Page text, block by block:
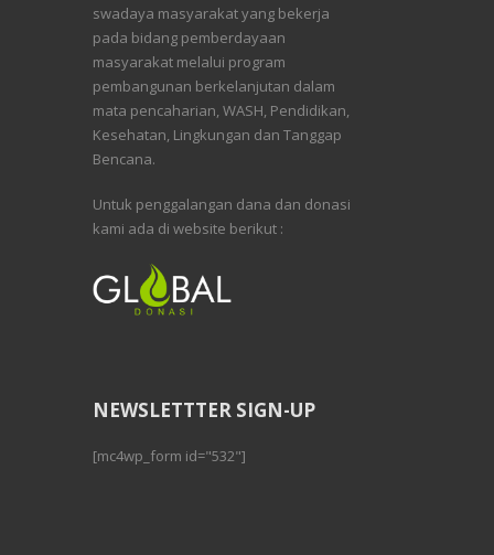
swadaya masyarakat yang bekerja
pada bidang pemberdayaan
masyarakat melalui program
pembangunan berkelanjutan dalam
mata pencaharian, WASH, Pendidikan,
Kesehatan, Lingkungan dan Tanggap
Bencana.
Untuk penggalangan dana dan donasi
kami ada di website berikut :
NEWSLETTTER SIGN-UP
[mc4wp_form id="532"]